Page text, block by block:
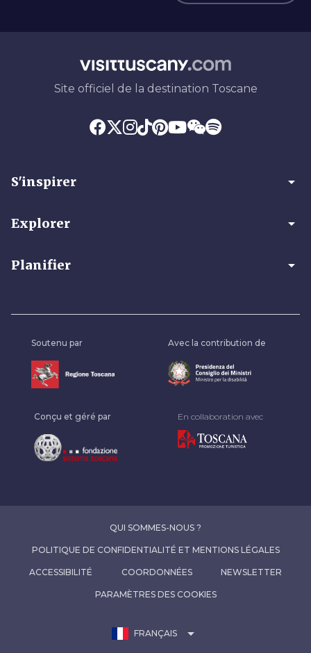
Site officiel de la destination Toscane
S'inspirer arrow_drop_down
Explorer arrow_drop_down
Planifier arrow_drop_down
Soutenu par Avec la contribution de
Conçu et géré par En collaboration avec
QUI SOMMES-NOUS ?
POLITIQUE DE CONFIDENTIALITÉ ET MENTIONS LÉGALES
ACCESSIBILITÉ COORDONNÉES NEWSLETTER
PARAMÈTRES DES COOKIES
FRANÇAIS arrow_drop_down